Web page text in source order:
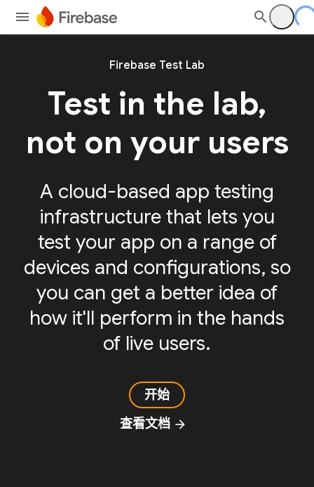
Firebase Test Lab
Test in the lab,
not on your users
A cloud-based app testing
infrastructure that lets you
test your app on a range of
devices and configurations, so
you can get a better idea of
how it'll perform in the hands
of live users.
开始
查看文档 arrow_forward